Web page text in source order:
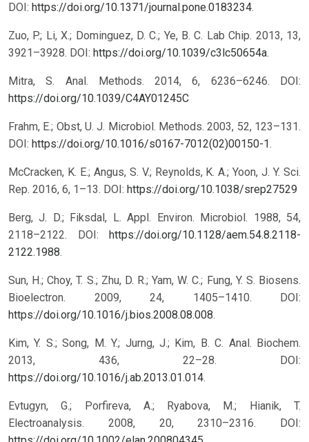
DOI: https://doi.org/10.1371/journal.pone.0183234.
Zuo, P.; Li, X.; Dominguez, D. C.; Ye, B. C. Lab Chip. 2013, 13,
3921–3928. DOI: https://doi.org/10.1039/c3lc50654a.
Mitra, S. Anal. Methods. 2014, 6, 6236–6246.
DOI:
https://doi.org/10.1039/C4AY01245C
Frahm, E.; Obst, U. J. Microbiol. Methods. 2003, 52, 123–131.
DOI: https://doi.org/10.1016/s0167-7012(02)00150-1.
McCracken, K. E.; Angus, S. V.; Reynolds, K. A.; Yoon, J. Y. Sci.
Rep. 2016, 6, 1–13. DOI: https://doi.org/10.1038/srep27529
Berg, J. D.; Fiksdal, L. Appl. Environ. Microbiol. 1988, 54,
2118–2122. DOI:
https://doi.org/10.1128/aem.54.8.2118-
2122.1988.
Sun, H.; Choy, T. S.; Zhu, D. R.; Yam, W. C.; Fung, Y. S. Biosens.
Bioelectron. 2009, 24, 1405–1410. DOI:
https://doi.org/10.1016/j.bios.2008.08.008.
Kim, Y. S.; Song, M. Y.; Jurng, J.; Kim, B. C. Anal. Biochem.
2013, 436, 22–28. DOI:
https://doi.org/10.1016/j.ab.2013.01.014.
Evtugyn, G.; Porfireva, A.; Ryabova, M.; Hianik, T.
Electroanalysis. 2008, 20, 2310–2316. DOI: